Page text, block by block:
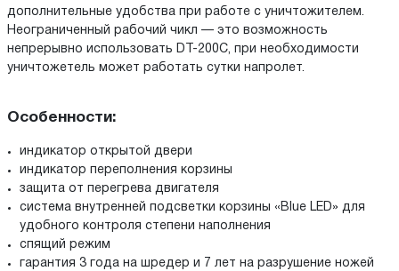
дополнительные удобства при работе с уничтожителем.
Неограниченный рабочий чикл — это возможность
непрерывно использовать DT-200C, при необходимости
уничтожетель может работать сутки напролет.
Особенности:
индикатор открытой двери
индикатор переполнения корзины
защита от перегрева двигателя
система внутренней подсветки корзины «Blue LED» для
удобного контроля степени наполнения
спящий режим
гарантия 3 года на шредер и 7 лет на разрушение ножей